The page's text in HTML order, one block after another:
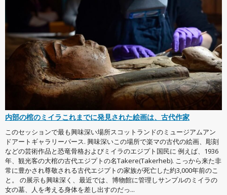
内部の棺のミイラこれまでに発見された絵画は、古代作家
このセッションで最も興味深い場所スコットランドのミュージアムアン
ドアートギャラリーパース. 興味深いこの場所で楽マの古代の絵画、彫刻
などの芸術作品と恐竜骨格およびミイラのエジプト国民に 例えば、1936
年、観光客の大棺の古代エジプトの名Takere(Takerheb). こっから来た非
常に豊かされ尊敬される古代エジプトの家族が死亡した約3,000年前のこ
と。 の展示も興味深く、最近では、博物館に管理しサンプルのミイラの
女の墓、人を考える身体を差し出すのだっ...